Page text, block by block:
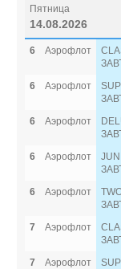
Пятница
14.08.2026
6 Аэрофлот
6
Аэрофлот
6
Аэрофлот
6
Аэрофлот
6
Аэрофлот
7
Аэрофлот
7
Аэрофлот